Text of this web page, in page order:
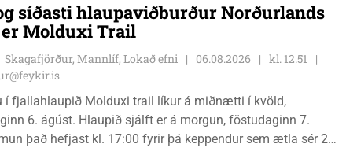
síðasti hlaupaviðburður Norðurlands
Molduxi Trail
Skagafjörður, Mannlíf, Lokað efni 06.08.2026
kl. 12.51
í fjallahlaupið Molduxi trail líkur á miðnætti í kvöld,
6. ágúst. Hlaupið sjálft er á morgun, föstudaginn 7.
það hefjast kl. 17:00 fyrir þá keppendur sem ætla sér 20